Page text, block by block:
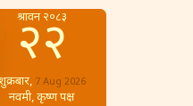
श्रावन २०८३
२२
7 Aug 2026
नवमी, कृष्ण पक्ष